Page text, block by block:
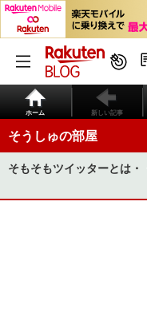
ホーム 新しい記事
そうしゅの部屋
そもそもツイッターとは・